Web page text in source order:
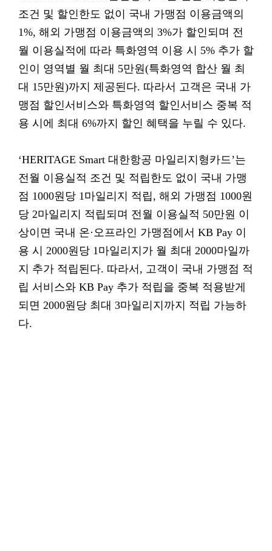
조건 및 할인한도 없이 국내 가맹점 이용금액의
1%, 해외 가맹점 이용금액의 3%가 할인되며 전
월 이용실적에 따라 특화영역 이용 시 5% 추가 할
인이 영역별 월 최대 5만원(특화영역 합산 월 최
대 15만원)까지 제공된다. 따라서 고객은 국내 가
맹점 할인서비스와 특화영역 할인서비스 중복 적
용 시에 최대 6%까지 할인 혜택을 누릴 수 있다.
‘HERITAGE Smart 대한항공 마일리지형카드’는
전월 이용실적 조건 및 적립한도 없이 국내 가맹
점 1000원당 1마일리지 적립, 해외 가맹점 1000원
당 2마일리지 적립되며 전월 이용실적 50만원 이
상이면 국내 온·오프라인 가맹점에서 KB Pay 이
용 시 2000원당 1마일리지가 월 최대 2000마일까
지 추가 적립된다. 따라서, 고객이 국내 가맹점 적
립 서비스와 KB Pay 추가 적립을 중복 적용받게
되면 2000원당 최대 3마일리지까지 적립 가능하
다.